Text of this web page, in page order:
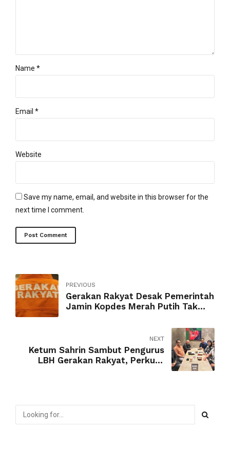
Name *
Email *
Website
Save my name, email, and website in this browser for the
next time I comment.
Post Comment
PREVIOUS
Gerakan Rakyat Desak Pemerintah
Jamin Kopdes Merah Putih Tak
NEXT
Ketum Sahrin Sambut Pengurus
LBH Gerakan Rakyat, Perkuat